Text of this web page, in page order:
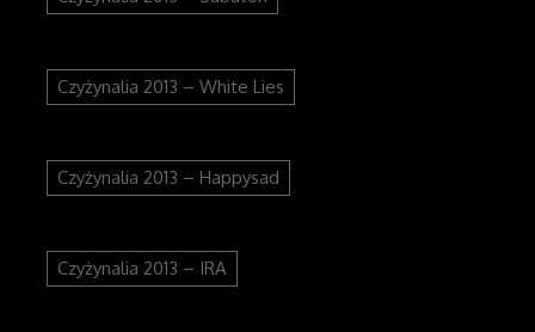
Czyżynalia 2013 – White Lies
Czyżynalia 2013 – Happysad
Czyżynalia 2013 – IRA